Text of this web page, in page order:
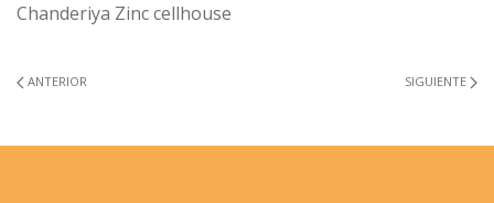
Chanderiya Zinc cellhouse
ANTERIOR SIGUIENTE